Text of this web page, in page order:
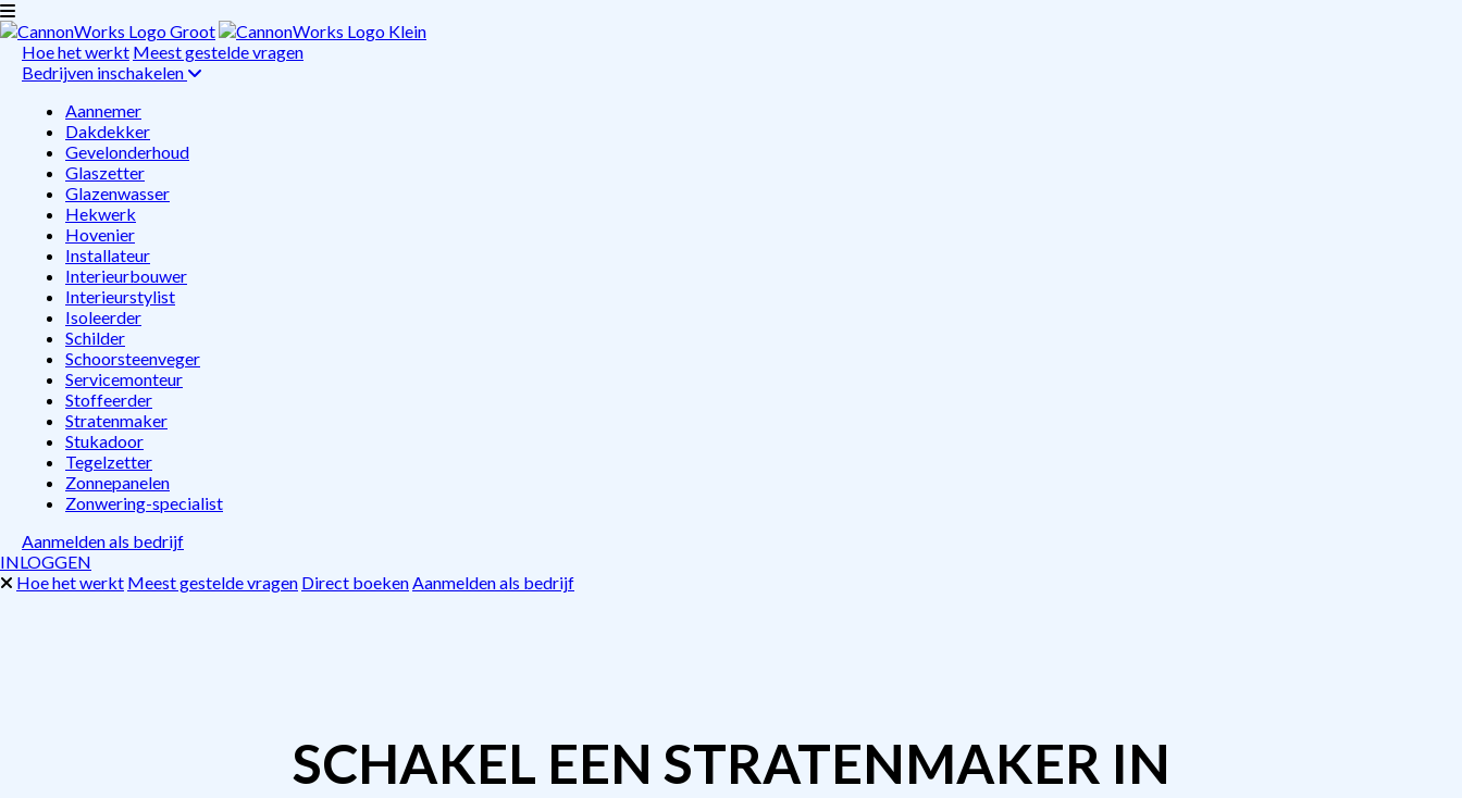
Hoe het werkt Meest gestelde vragen
Bedrijven inschakelen
Aannemer
Dakdekker
Gevelonderhoud
Glaszetter
Glazenwasser
Hekwerk
Hovenier
Installateur
Interieurbouwer
Interieurstylist
Isoleerder
Schilder
Schoorsteenveger
Servicemonteur
Stoffeerder
Stratenmaker
Stukadoor
Tegelzetter
Zonnepanelen
Zonwering-specialist
Aanmelden als bedrijf
INLOGGEN
Hoe het werkt Meest gestelde vragen Direct boekenAanmelden als bedrijf
SCHAKEL EEN STRATENMAKER IN